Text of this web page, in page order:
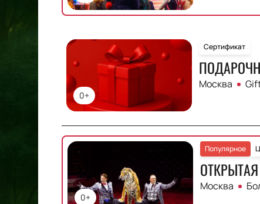
0+
Сертификат
Москва
0+
Популярное
Москва